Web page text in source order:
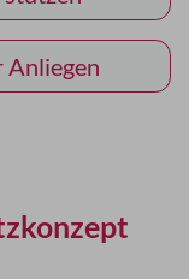
Anliegen